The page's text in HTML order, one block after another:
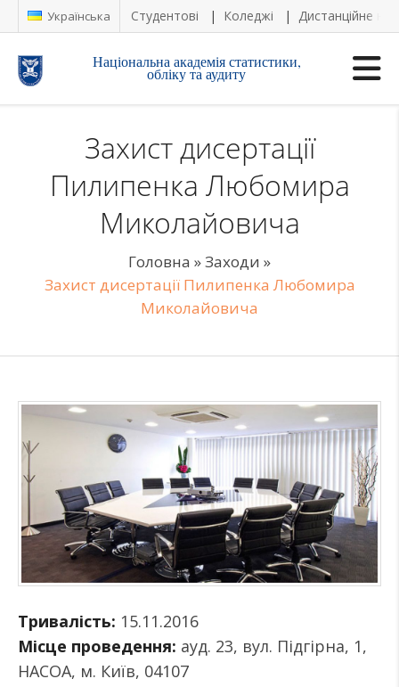
Українська Студентові Коледжі Дистанційне
Національна академія статистики,
обліку та аудиту
Захист дисертації
Пилипенка Любомира
Миколайовича
Головна »Заходи »
Захист дисертації Пилипенка Любомира
Миколайовича
Тривалість: 15.11.2016
Місце проведення: ауд. 23, вул. Підгірна, 1,
НАСОА, м. Київ, 04107